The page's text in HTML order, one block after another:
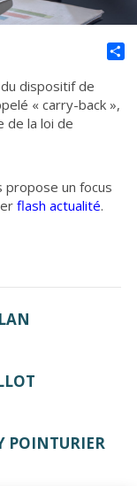
dispositif de
« carry-back »,
de la loi de
propose un focus
flash actualité.
POINTURIER